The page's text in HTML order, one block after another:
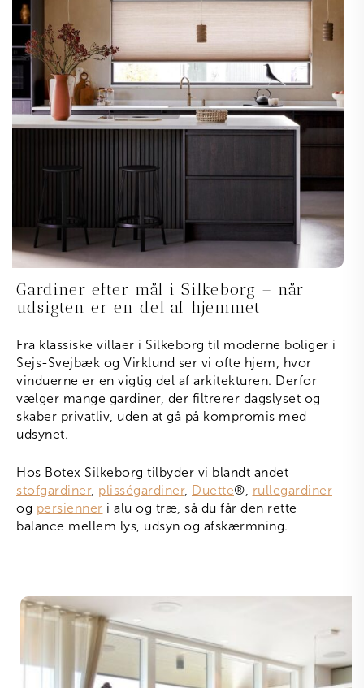
Gardiner efter mål i Silkeborg – når
udsigten er en del af hjemmet
Fra klassiske villaer i Silkeborg til moderne boliger i
Sejs-Svejbæk og Virklund ser vi ofte hjem, hvor
vinduerne er en vigtig del af arkitekturen. Derfor
vælger mange gardiner, der filtrerer dagslyset og
skaber privatliv, uden at gå på kompromis med
udsynet.
Hos Botex Silkeborg tilbyder vi blandt andet
stofgardiner, plisségardiner, Duette®
rullegardiner
og persienner i alu og træ, så du får den rette
balance mellem lys, udsyn og afskærmning.